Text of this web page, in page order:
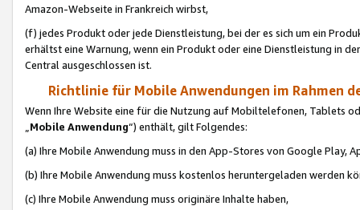
Amazon-Webseite in Frankreich wirbst,
(f) jedes Produkt oder jede Dienstleistung, bei der es sich um ein
erhältst eine Warnung, wenn ein Produkt oder eine Dienstleistung in
Central ausgeschlossen ist.
Richtlinie für Mobile Anwendungen im Rahmen
Wenn Ihre Website eine für die Nutzung auf Mobiltelefonen, Tablets
„Mobile Anwendung“) enthält, gilt Folgendes:
(a) Ihre Mobile Anwendung muss in den App-Stores von Google Play,
(b) Ihre Mobile Anwendung muss kostenlos heruntergeladen werden
(c) Ihre Mobile Anwendung muss originäre Inhalte haben,